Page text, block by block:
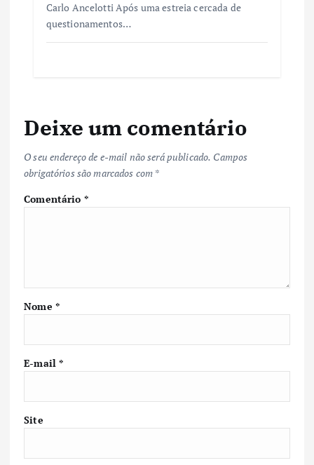
Carlo Ancelotti Após uma estreia cercada de
questionamentos…
Deixe um comentário
O seu endereço de e-mail não será publicado. Campos
obrigatórios são marcados com *
Comentário *
Nome *
E-mail*
Site